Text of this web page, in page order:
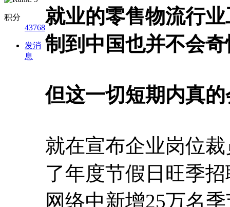
积分
43768
发消
息
就业的零售物流行
制到中国也并不会
但这一切短期内真
就在宣布企业岗位
了年度节假日旺季
网络中新增25万名